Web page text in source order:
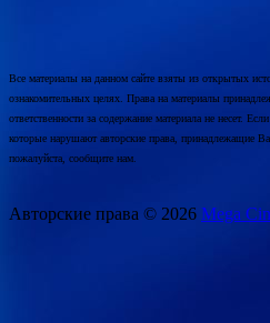
Все материалы на данном сайте взяты из открытых
ознакомительных целях. Права на материалы
ответственности за содержание материала не несет.
которые нарушают авторские права, принадлежащие
пожалуйста, сообщите нам.
Авторские права © 2026 Mega